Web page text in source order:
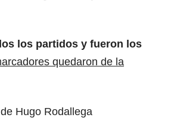
los partidos y fueron los
quedaron de la
Hugo Rodallega